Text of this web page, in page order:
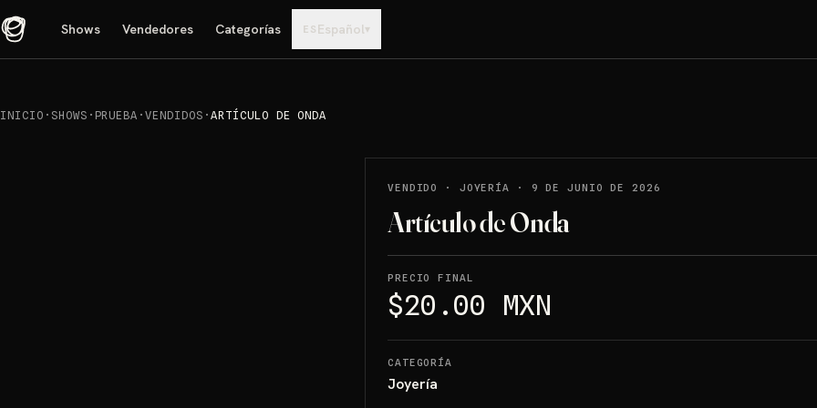
Shows Vendedores Categorías ES Español▾
INICIO · SHOWS · PRUEBA ·VENDIDOS · ARTÍCULO DE ONDA
VENDIDO · JOYERÍA · 9 DE JUNIO DE 2026
Artículo de Onda
PRECIO FINAL
$20.00 MXN
CATEGORÍA
Joyería